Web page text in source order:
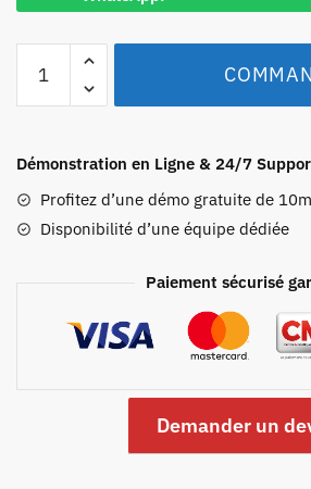
Démonstration en Ligne & 24/7
Profitez d’une démo gratuite de
Disponibilité d’une équipe dédiée
Paiement sécurisé
Demander un